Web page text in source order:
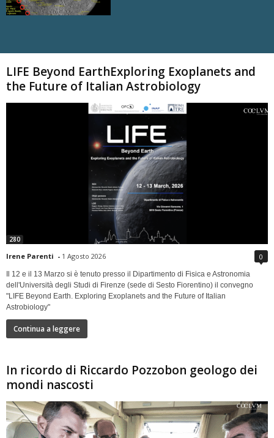
LIFE Beyond EarthExploring Exoplanets and
the Future of Italian Astrobiology
280
Irene Parenti - 1 Agosto 2026 0
Il 12 e il 13 Marzo si è tenuto presso il Dipartimento di Fisica e Astronomia
dell'Università degli Studi di Firenze (sede di Sesto Fiorentino) il convegno
"LIFE Beyond Earth. Exploring Exoplanets and the Future of Italian
Astrobiology"
Continua a leggere
In ricordo di Riccardo Pozzobon geologo dei
mondi nascosti